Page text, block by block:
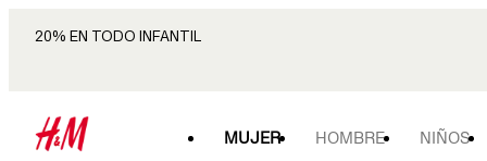
20% EN TODO INFANTIL
MUJER HOMBRE NIÑOS